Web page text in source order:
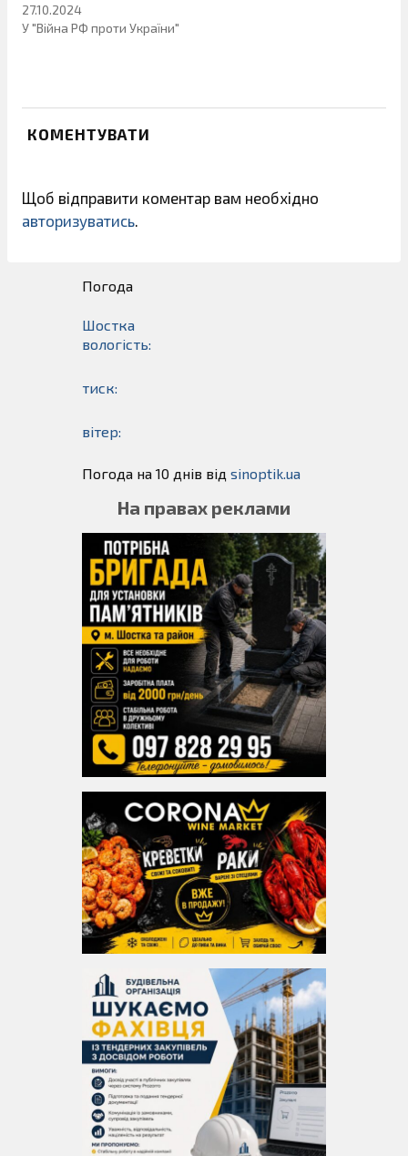
27.10.2024
У "Війна РФ проти України"
КОМЕНТУВАТИ
Щоб відправити коментар вам необхідно
авторизуватись
Погода
Шостка
вологість:
тиск:
вітер:
Погода на 10 днів від sinoptik.ua
На правах реклами